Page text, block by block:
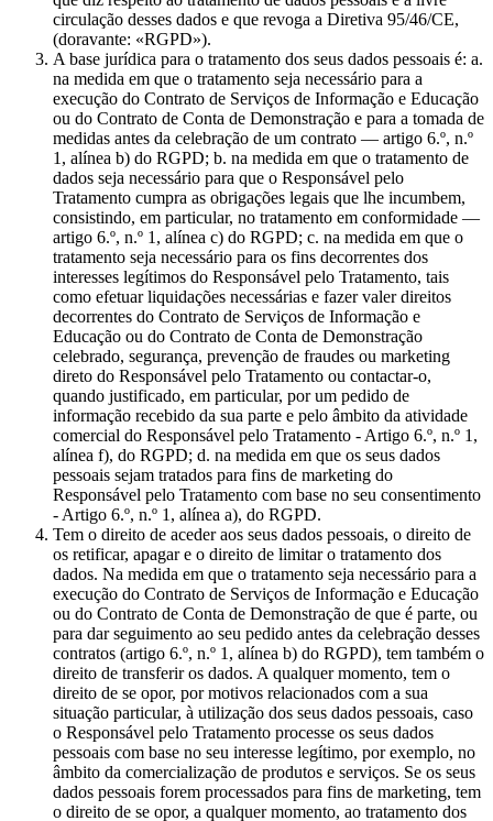
circulação desses dados e que revoga a Diretiva 95/46/CE,
(doravante: «RGPD»).
A base jurídica para o tratamento dos seus dados pessoais é: a.
na medida em que o tratamento seja necessário para a
execução do Contrato de Serviços de Informação e Educação
ou do Contrato de Conta de Demonstração e para a tomada de
medidas antes da celebração de um contrato — artigo 6.º, n.º
1, alínea b) do RGPD; b. na medida em que o tratamento de
dados seja necessário para que o Responsável pelo
Tratamento cumpra as obrigações legais que lhe incumbem,
consistindo, em particular, no tratamento em conformidade —
artigo 6.º, n.º 1, alínea c) do RGPD; c. na medida em que o
tratamento seja necessário para os fins decorrentes dos
interesses legítimos do Responsável pelo Tratamento, tais
como efetuar liquidações necessárias e fazer valer direitos
decorrentes do Contrato de Serviços de Informação e
Educação ou do Contrato de Conta de Demonstração
celebrado, segurança, prevenção de fraudes ou marketing
direto do Responsável pelo Tratamento ou contactar-o,
quando justificado, em particular, por um pedido de
informação recebido da sua parte e pelo âmbito da atividade
comercial do Responsável pelo Tratamento - Artigo 6.º, n.º 1,
alínea f), do RGPD; d. na medida em que os seus dados
pessoais sejam tratados para fins de marketing do
Responsável pelo Tratamento com base no seu consentimento
- Artigo 6.º, n.º 1, alínea a), do RGPD.
Tem o direito de aceder aos seus dados pessoais, o direito de
os retificar, apagar e o direito de limitar o tratamento dos
dados. Na medida em que o tratamento seja necessário para a
execução do Contrato de Serviços de Informação e Educação
ou do Contrato de Conta de Demonstração de que é parte, ou
para dar seguimento ao seu pedido antes da celebração desses
contratos (artigo 6.º, n.º 1, alínea b) do RGPD), tem também o
direito de transferir os dados. A qualquer momento, tem o
direito de se opor, por motivos relacionados com a sua
situação particular, à utilização dos seus dados pessoais, caso
o Responsável pelo Tratamento processe os seus dados
pessoais com base no seu interesse legítimo, por exemplo, no
âmbito da comercialização de produtos e serviços. Se os seus
dados pessoais forem processados para fins de marketing, tem
o direito de se opor, a qualquer momento, ao tratamento dos